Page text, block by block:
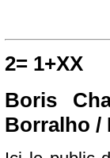
2= 1+XX
Boris
Borralho /